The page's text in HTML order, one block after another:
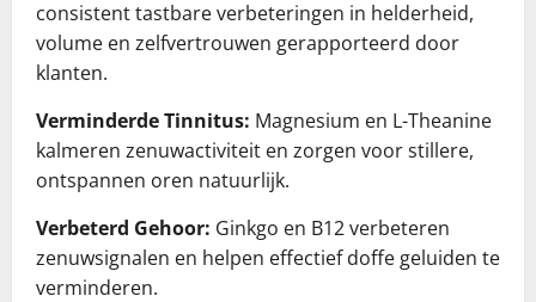
consistent tastbare verbeteringen in helderheid,
volume en zelfvertrouwen gerapporteerd door
klanten.
Verminderde Tinnitus: Magnesium en L-Theanine
kalmeren zenuwactiviteit en zorgen voor stillere,
ontspannen oren natuurlijk.
Verbeterd Gehoor: Ginkgo en B12 verbeteren
zenuwsignalen en helpen effectief doffe geluiden te
verminderen.